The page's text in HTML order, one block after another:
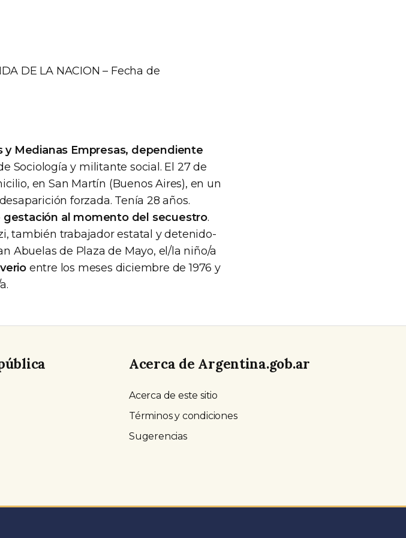
DE LA NACION – Fecha de
y Medianas Empresas, dependiente
Sociología y militante social. El 27 de
en San Martín (Buenos Aires), en un
forzada. Tenía 28 años.
gestación al momento del secuestro.
también trabajador estatal y detenido-
Abuelas de Plaza de Mayo, el/la niño/a
entre los meses diciembre de 1976 y
Acerca de Argentina.gob.ar
Acerca de este sitio
Términos y condiciones
Sugerencias